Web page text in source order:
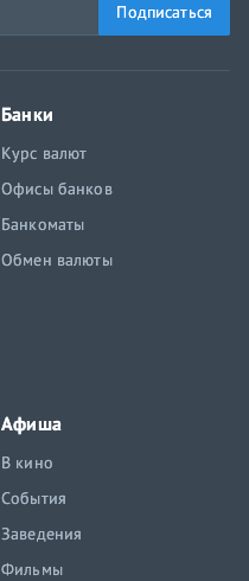
Подписаться
Банки
Курс валют
Офисы банков
Банкоматы
Обмен валюты
Афиша
В кино
События
Заведения
Фильмы